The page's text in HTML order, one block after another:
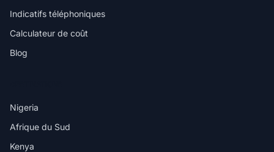
Indicatifs téléphoniques
Calculateur de coût
Blog
Nigeria
Afrique du Sud
Kenya